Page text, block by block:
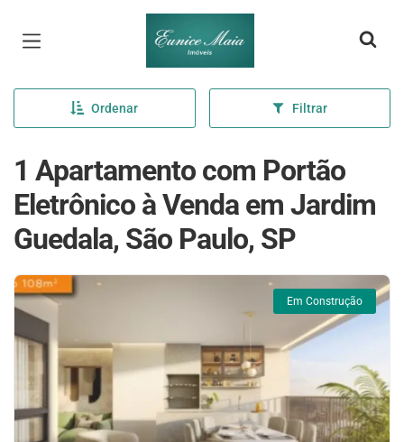
Página inicial
Ordenar Filtrar
1 Apartamento com Portão
Eletrônico à Venda em Jardim
Guedala, São Paulo, SP
Em Construção